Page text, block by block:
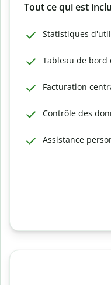
Tout ce qui est
Statistiques
Tableau de
Facturation
Contrôle des
Assistance